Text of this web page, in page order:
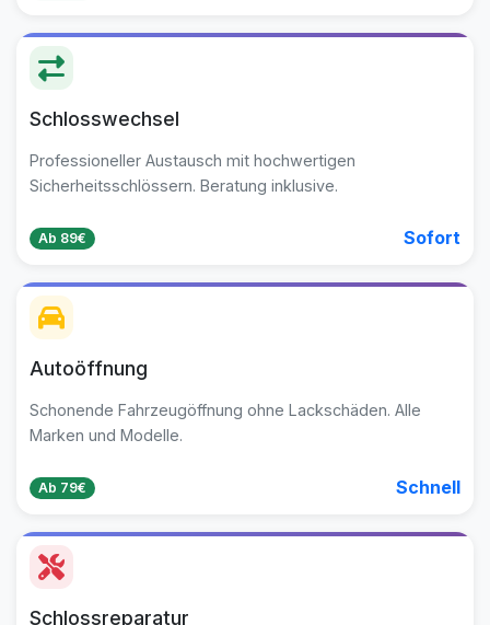
Schlosswechsel
Professioneller Austausch mit hochwertigen
Sicherheitsschlössern. Beratung inklusive.
Ab 89€ Sofort
Autoöffnung
Schonende Fahrzeugöffnung ohne Lackschäden. Alle
Marken und Modelle.
Ab 79€ Schnell
Schlossreparatur